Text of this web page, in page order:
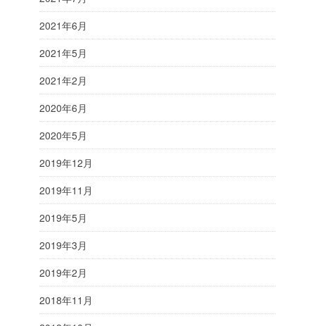
2021年6月
2021年5月
2021年2月
2020年6月
2020年5月
2019年12月
2019年11月
2019年5月
2019年3月
2019年2月
2018年11月